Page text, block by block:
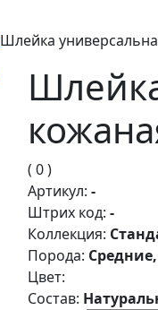
Шлейка
( 0 )
Артикул: -
Штрих код: -
Коллекция:
Порода:
Цвет:
Состав: